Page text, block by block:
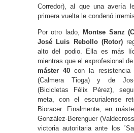
Corredor), al que una avería
primera vuelta le condenó
Por otro lado,
Montse Sanz
José Luis Rebollo (Rotor)
alto del podio. Ella es más
mientras que el exprofesional
máster 40 con la resistencia
(Calmera Tioga) y de
(Bicicletas Félix Pérez),
meta, con el escurialense
Bioracer. Finalmente, en
González-Berenguer
victoria autoritaria ante los